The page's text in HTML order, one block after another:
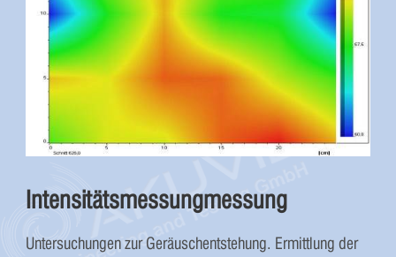
Intensitätsmessungmessung
Untersuchungen zur Geräuschentstehung. Ermittlung der